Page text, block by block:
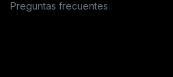
Preguntas frecuentes